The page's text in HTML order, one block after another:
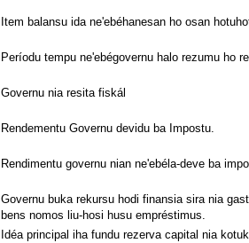
Item balansu ida ne'ebéhanesan ho osan
Períodu tempu ne'ebégovernu halo rezumu ho
Governu nia resita fiskál
Rendementu Governu devidu ba Impostu.
Rendimentu governu nian ne'ebéla-deve ba
Governu buka rekursu hodi finansia sira nia
bens nomos liu-hosi husu empréstimus.
Idéa principal iha fundu rezerva capital nia